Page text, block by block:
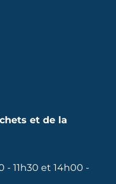
et de la
- 11h30 et 14h00 -